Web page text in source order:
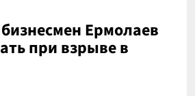
Ермолаев
при взрыве в